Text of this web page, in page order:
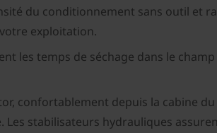
du conditionnement sans outil et
exploitation.
les temps de séchage dans le
confortablement depuis la cabine
stabilisateurs hydrauliques